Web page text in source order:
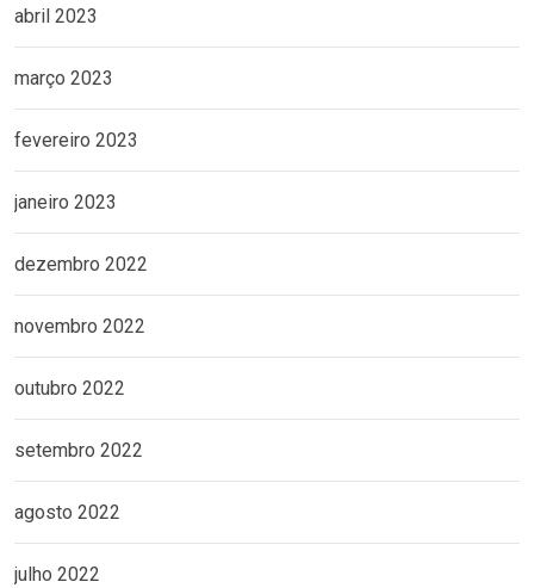
abril 2023
março 2023
fevereiro 2023
janeiro 2023
dezembro 2022
novembro 2022
outubro 2022
setembro 2022
agosto 2022
julho 2022